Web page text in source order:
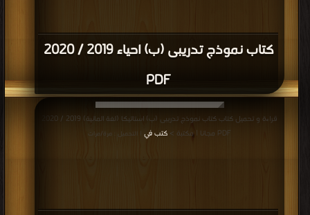
كتاب نموذج تدريبى (ب) احياء 2019 / 2020
PDF
قراءة و تحميل كتاب كتاب نموذج تدريبى (ب) استاتيكا (لغة المانية) 2019 / 2020
PDF مجانا | مكتبة >
كتب في | التحميل : مرة/مرات